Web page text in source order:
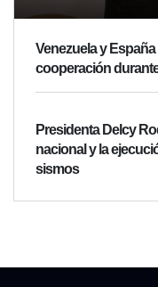
Venezuela y
cooperación
Presidenta Delcy
nacional y la
sismos